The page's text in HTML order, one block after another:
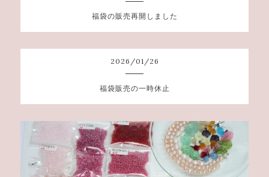
福袋の販売再開しました
2026 /01 /26
福袋販売の一時休止